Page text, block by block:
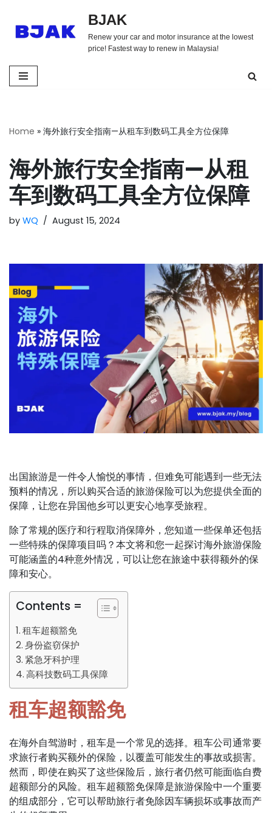
Skip
BJAK
Renew your car and motor insurance at the lowest
price! Fastest way to renew in Malaysia!
Home » 海外旅行安全指南—从租车到数码工具全方位保障
海外旅行安全指南—从租
车到数码工具全方位保障
by WQ August 15, 2024
出国旅游是一件令人愉悦的事情，但难免可能遇到一些无法
预料的情况，所以购买合适的旅游保险可以为您提供全面的
保障，让您在异国他乡可以更安心地享受旅程。
除了常规的医疗和行程取消保障外，您知道一些保单还包括
一些特殊的保障项目吗？本文将和您一起探讨海外旅游保险
可能涵盖的4种意外情况，可以让您在旅途中获得额外的保
障和安心。
Contents =
租车超额豁免
身份盗窃保护
紧急牙科护理
高科技数码工具保障
租车超额豁免
在海外自驾游时，租车是一个常见的选择。租车公司通常要
求旅行者购买额外的保险，以覆盖可能发生的事故或损害。
然而，即使在购买了这些保险后，旅行者仍然可能面临自费
超额部分的风险。租车超额豁免保障是旅游保险中一个重要
的组成部分，它可以帮助旅行者免除因车辆损坏或事故而产